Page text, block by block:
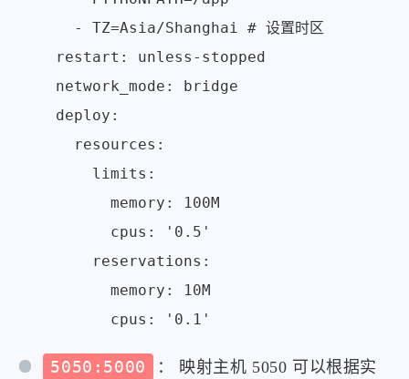
      - TZ=Asia/Shanghai # 设置时区
    restart: unless-stopped
    network_mode: bridge
    deploy:
      resources:
        limits:
          memory: 100M
          cpus: '0.5'
        reservations:
          memory: 10M
5050:5000
： 映射主机 5050 可以根据实